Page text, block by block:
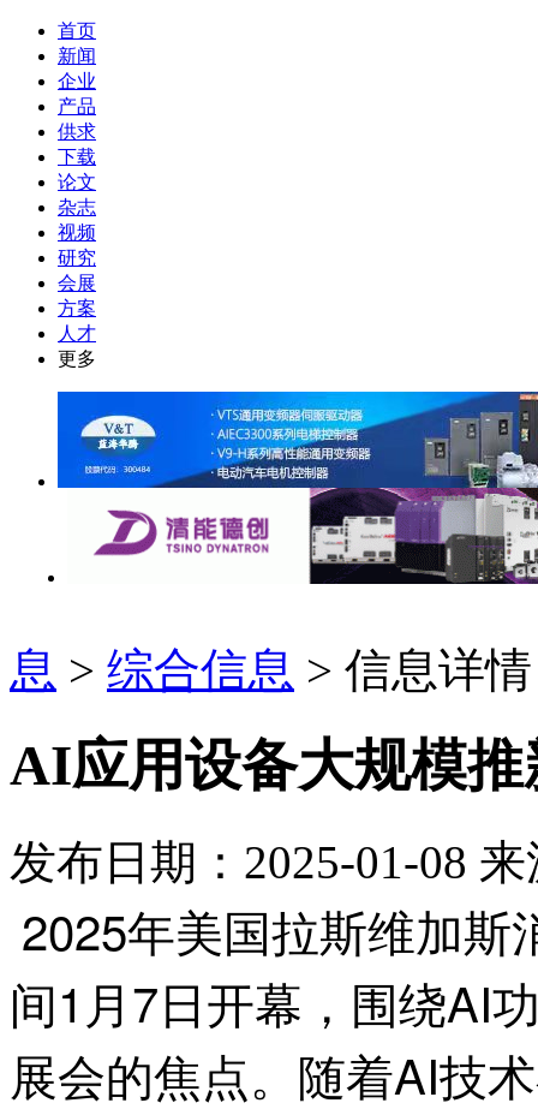
首页
新闻
企业
产品
供求
下载
论文
杂志
视频
研究
会展
方案
人才
更多
息 > 综合信息 > 信息详情
AI应用设备大规模推
发布日期：2025-01-08 来
2025年美国拉斯维加
间1月7日开幕，围绕AI
展会的焦点。随着AI技